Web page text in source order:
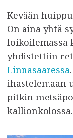
Kevään
On aina yhtä
loikoilemassa
yhdistettiin
Linnasaaressa
ihastelemaan
pitkin